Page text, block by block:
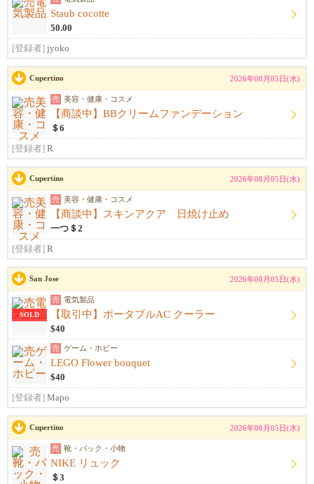
Staub cocotte
50.00
[登録者] jyoko
Cupertino 2026年08月05日(水)
売 美容・健康・コスメ
【商談中】BBクリームファンデーション
＄6
[登録者] R
Cupertino 2026年08月05日(水)
売 美容・健康・コスメ
【商談中】スキンアクア 日焼け止め
一つ＄2
[登録者] R
San Jose 2026年08月05日(水)
SOLD
売 電気製品
【取引中】ポータブルAC クーラー
$40
売 ゲーム・ホビー
LEGO Flower bouquet
$40
[登録者] Mapo
Cupertino 2026年08月05日(水)
売 靴・バック・小物
NIKE リュック
＄3